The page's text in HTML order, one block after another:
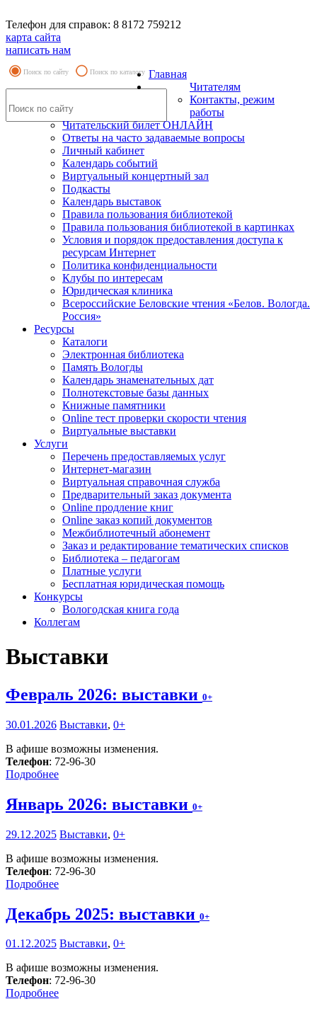
Телефон для справок: 8 8172 759212
карта сайта
написать нам
Поиск по сайту Поиск по каталогу Главная
Читателям
Контакты, режим
работы
Читательский билет ОНЛАЙН
Ответы на часто задаваемые вопросы
Личный кабинет
Календарь событий
Виртуальный концертный зал
Подкасты
Календарь выставок
Правила пользования библиотекой
Правила пользования библиотекой в картинках
Условия и порядок предоставления доступа к
ресурсам Интернет
Политика конфиденциальности
Клубы по интересам
Юридическая клиника
Всероссийские Беловские чтения «Белов. Вологда.
Россия»
Ресурсы
Каталоги
Электронная библиотека
Память Вологды
Календарь знаменательных дат
Полнотекстовые базы данных
Книжные памятники
Online тест проверки скорости чтения
Виртуальные выставки
Услуги
Перечень предоставляемых услуг
Интернет-магазин
Виртуальная справочная служба
Предварительный заказ документа
Online продление книг
Online заказ копий документов
Межбиблиотечный абонемент
Заказ и редактирование тематических списков
Библиотека – педагогам
Платные услуги
Бесплатная юридическая помощь
Конкурсы
Вологодская книга года
Коллегам
Выставки
Февраль 2026: выставки 0+
30.01.2026 Выставки, 0+
В афише возможны изменения.
Телефон: 72-96-30
Подробнее
Январь 2026: выставки 0+
29.12.2025 Выставки, 0+
В афише возможны изменения.
Телефон: 72-96-30
Подробнее
Декабрь 2025: выставки 0+
01.12.2025 Выставки, 0+
В афише возможны изменения.
Телефон: 72-96-30
Подробнее